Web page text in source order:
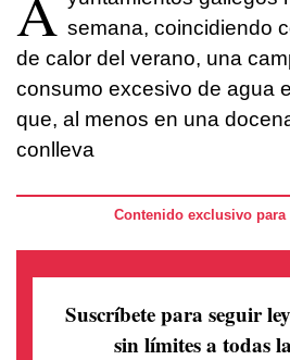
semana, coincidiendo
de calor del verano, una
consumo excesivo de agua
que, al menos en una
conlleva
Contenido exclusivo
Suscríbete para seguir
sin límites a todas